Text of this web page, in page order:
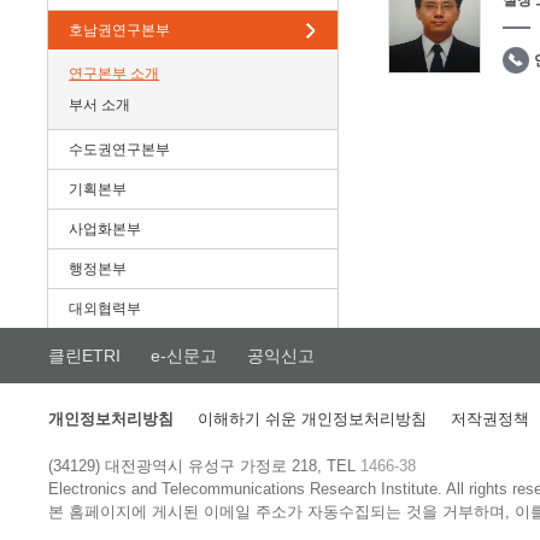
호남권연구본부
연구본부 소개
부서 소개
수도권연구본부
기획본부
사업화본부
행정본부
대외협력부
클린ETRI e-신문고 공익신고
개인정보처리방침 이해하기 쉬운 개인정보처리방침 저작권정책
(34129) 대전광역시 유성구 가정로 218, TEL 1466-38
Electronics and Telecommunications Research Institute.All rights
본 홈페이지에 게시된 이메일 주소가 자동수집되는 것을 거부하며,